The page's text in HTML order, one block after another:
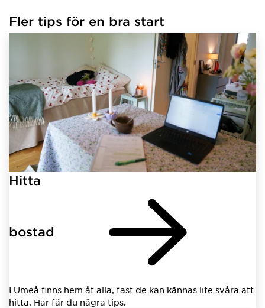
Fler tips för en bra start
Hitta
bostad
I Umeå finns hem åt alla, fast de kan kännas lite svåra att
hitta. Här får du några tips.